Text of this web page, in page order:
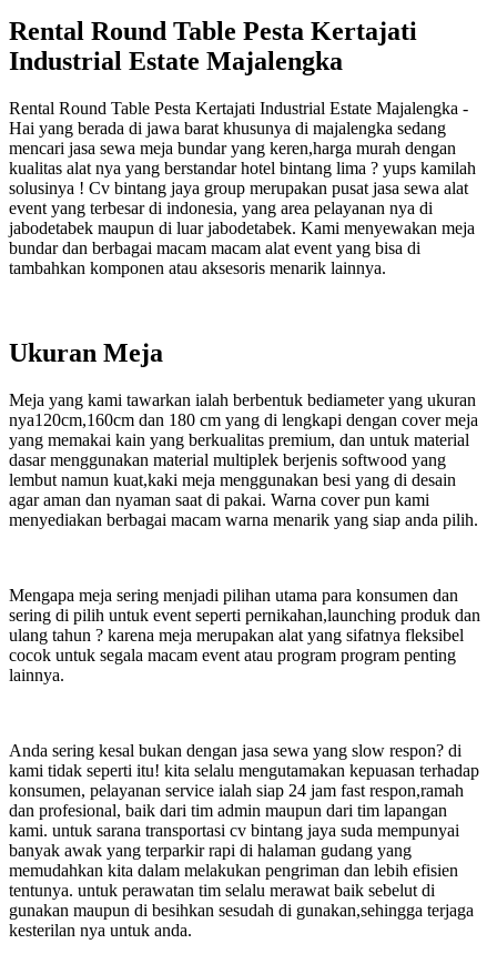
Rental Round Table Pesta Kertajati
Industrial Estate Majalengka
Rental Round Table Pesta Kertajati Industrial Estate Majalengka -
Hai yang berada di jawa barat khusunya di majalengka sedang
mencari jasa sewa meja bundar yang keren,harga murah dengan
kualitas alat nya yang berstandar hotel bintang lima ? yups kamilah
solusinya ! Cv bintang jaya group merupakan pusat jasa sewa alat
event yang terbesar di indonesia, yang area pelayanan nya di
jabodetabek maupun di luar jabodetabek. Kami menyewakan meja
bundar dan berbagai macam macam alat event yang bisa di
tambahkan komponen atau aksesoris menarik lainnya.
Ukuran Meja
Meja yang kami tawarkan ialah berbentuk bediameter yang ukuran
nya120cm,160cm dan 180 cm yang di lengkapi dengan cover meja
yang memakai kain yang berkualitas premium, dan untuk material
dasar menggunakan material multiplek berjenis softwood yang
lembut namun kuat,kaki meja menggunakan besi yang di desain
agar aman dan nyaman saat di pakai. Warna cover pun kami
menyediakan berbagai macam warna menarik yang siap anda pilih.
Mengapa meja sering menjadi pilihan utama para konsumen dan
sering di pilih untuk event seperti pernikahan,launching produk dan
ulang tahun ? karena meja merupakan alat yang sifatnya fleksibel
cocok untuk segala macam event atau program program penting
lainnya.
Anda sering kesal bukan dengan jasa sewa yang slow respon? di
kami tidak seperti itu! kita selalu mengutamakan kepuasan terhadap
konsumen, pelayanan service ialah siap 24 jam fast respon,ramah
dan profesional, baik dari tim admin maupun dari tim lapangan
kami. untuk sarana transportasi cv bintang jaya suda mempunyai
banyak awak yang terparkir rapi di halaman gudang yang
memudahkan kita dalam melakukan pengriman dan lebih efisien
tentunya. untuk perawatan tim selalu merawat baik sebelut di
gunakan maupun di besihkan sesudah di gunakan,sehingga terjaga
kesterilan nya untuk anda.